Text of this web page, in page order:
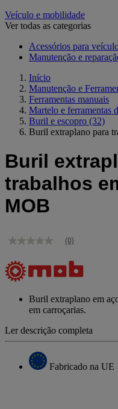
Veículo e mobilidade
Ver todas as categorias
Acessórios para
Manutenção e
Início
Manutenção e
Ferramentas manuais
Martelo e ferramentas
Buril e escopro (32)
Buril extraplano para
Buril
trabalhos
MOB
Sem
de
classificação
Link
mesma
(0)
Buril extraplano em
em carroçarias.
Ler descrição completa
Fabricado na UE